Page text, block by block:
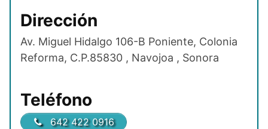
Dirección
Av. Miguel Hidalgo 106-B Poniente, Colonia
Reforma, C.P.85830 , Navojoa , Sonora
Teléfono
642 422 0916